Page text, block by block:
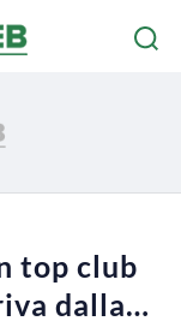
top club
dalla…